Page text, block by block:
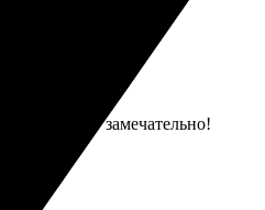
выглядит замечательно!